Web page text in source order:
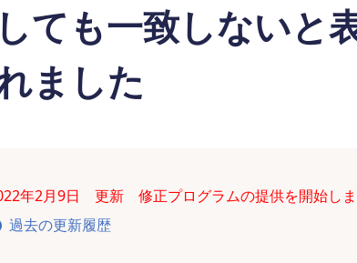
ても一致しないと
ました
年2月9日 更新 修正プログラムの提供を開始しま
過去の更新履歴